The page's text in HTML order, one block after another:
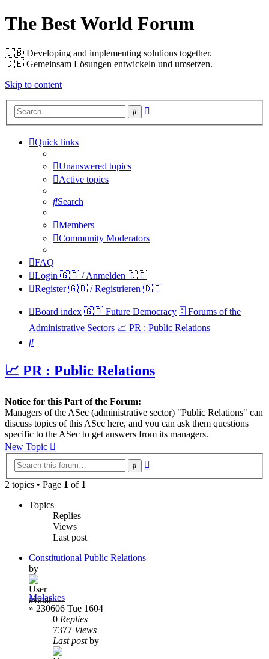
The Best World Forum
🇬🇧️ Developing and implementing solutions together.
🇩🇪️ Gemeinsam Lösungen entwickeln und umsetzen.
Skip to content
Search
Quick links
Unanswered topics
Active topics
Search
Members
Community Moderators
FAQ
Login 🇬🇧 / Anmelden 🇩🇪
Register 🇬🇧 / Registrieren 🇩🇪
Board index 🇬🇧 Future Democracy 🗄️ Forums of the
Administrative Sectors 📈 PR : Public Relations
Search
📈 PR : Public Relations
Notice for this Part of the Forum:
Managers of the ASec (administrative sector) "Public Relations" can
discuss topics of this ASec here, and you can ask them questions
specific to the ASec to get answers from its managers.
New Topic
Search
2 topics • Page 1 of 1
Topics
Replies
Views
Last post
Constitutional Public Relations
by
Molaskes
» 230606 Tue 1604
0 Replies
7377 Views
Last postby